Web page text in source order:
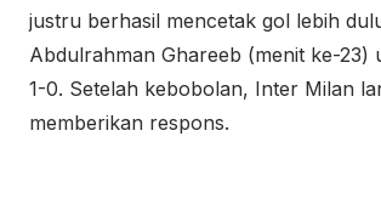
justru berhasil mencetak gol lebih
Abdulrahman Ghareeb (menit ke-23)
1-0. Setelah kebobolan, Inter Milan
memberikan respons.